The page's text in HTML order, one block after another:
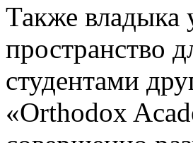
Также владыка
пространство
студентами
«Orthodox